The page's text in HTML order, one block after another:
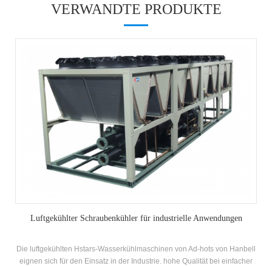
VERWANDTE PRODUKTE
von Hanbell
einfacher
Hohe Kühlkapazität Scroll luftgekühlter
20stb Serien-Scroll-luftgekühlter Industriekühler nimmt den
hermetischen Scroll-Kompressor an, entwickelt